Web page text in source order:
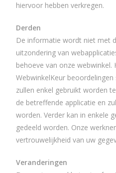
hiervoor hebben verkregen.
Derden
De informatie wordt niet met
uitzondering van
behoeve van onze webwinkel.
WebwinkelKeur
zullen enkel gebruikt worden
de betreffende applicatie en
worden. Verder kan in enkele
gedeeld worden. Onze
vertrouwelijkheid van uw
Veranderingen